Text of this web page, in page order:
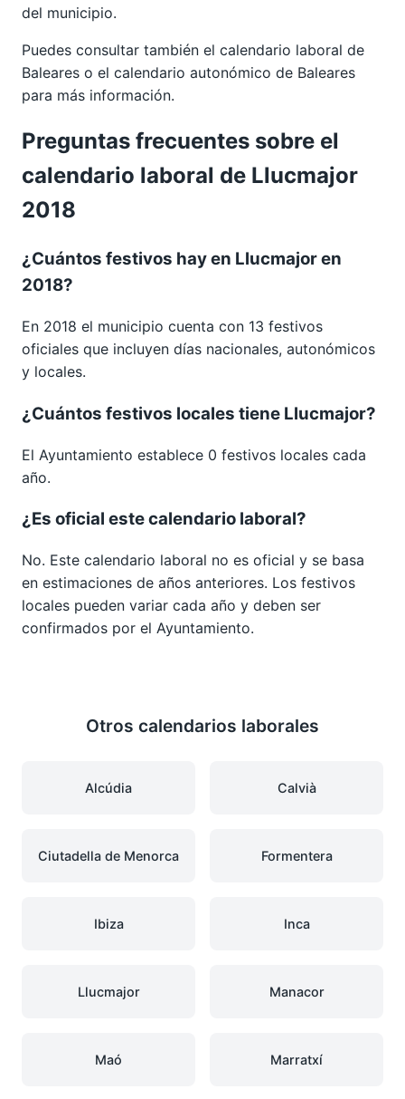
del municipio.
Puedes consultar también el calendario laboral de
Baleares o el calendario autonómico de Baleares
para más información.
Preguntas frecuentes sobre el
calendario laboral de Llucmajor
2018
¿Cuántos festivos hay en Llucmajor en
2018?
En 2018 el municipio cuenta con 13 festivos
oficiales que incluyen días nacionales, autonómicos
y locales.
¿Cuántos festivos locales tiene Llucmajor?
El Ayuntamiento establece 0 festivos locales cada
año.
¿Es oficial este calendario laboral?
No. Este calendario laboral no es oficial y se basa
en estimaciones de años anteriores. Los festivos
locales pueden variar cada año y deben ser
confirmados por el Ayuntamiento.
Otros calendarios laborales
Alcúdia Calvià
Ciutadella de Menorca Formentera
Ibiza Inca
Llucmajor Manacor
Maó Marratxí